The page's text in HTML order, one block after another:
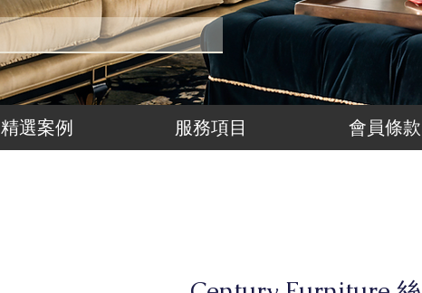
精選案例 服務項目 會員條款